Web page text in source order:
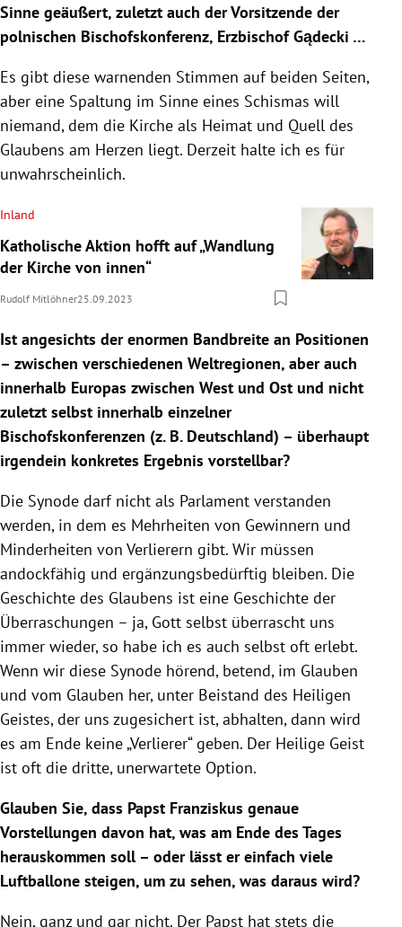
Sinne geäußert, zuletzt auch der Vorsitzende der
polnischen Bischofskonferenz, Erzbischof Gądecki …
Es gibt diese warnenden Stimmen auf beiden Seiten,
aber eine Spaltung im Sinne eines Schismas will
niemand, dem die Kirche als Heimat und Quell des
Glaubens am Herzen liegt. Derzeit halte ich es für
unwahrscheinlich.
Inland
Katholische Aktion hofft auf „Wandlung
der Kirche von innen“
Rudolf Mitlöhner25.09.2023
Ist angesichts der enormen Bandbreite an Positionen
– zwischen verschiedenen Weltregionen, aber auch
innerhalb Europas zwischen West und Ost und nicht
zuletzt selbst innerhalb einzelner
Bischofskonferenzen (z. B. Deutschland) – überhaupt
irgendein konkretes Ergebnis vorstellbar?
Die Synode darf nicht als Parlament verstanden
werden, in dem es Mehrheiten von Gewinnern und
Minderheiten von Verlierern gibt. Wir müssen
andockfähig und ergänzungsbedürftig bleiben. Die
Geschichte des Glaubens ist eine Geschichte der
Überraschungen – ja, Gott selbst überrascht uns
immer wieder, so habe ich es auch selbst oft erlebt.
Wenn wir diese Synode hörend, betend, im Glauben
und vom Glauben her, unter Beistand des Heiligen
Geistes, der uns zugesichert ist, abhalten, dann wird
es am Ende keine „Verlierer“ geben. Der Heilige Geist
ist oft die dritte, unerwartete Option.
Glauben Sie, dass Papst Franziskus genaue
Vorstellungen davon hat, was am Ende des Tages
herauskommen soll – oder lässt er einfach viele
Luftballone steigen, um zu sehen, was daraus wird?
Nein, ganz und gar nicht. Der Papst hat stets die